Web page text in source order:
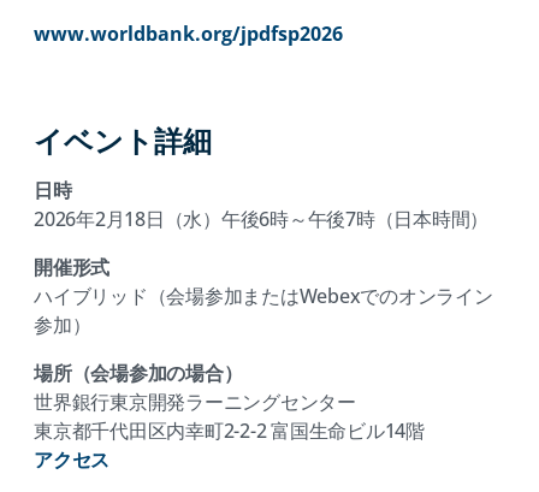
www.worldbank.org/jpdfsp2026
イベント詳細
日時
2026年2月18日（水）午後6時～午後7時（日本時間）
開催形式
ハイブリッド（会場参加またはWebexでのオンライン
参加）
場所（会場参加の場合）
世界銀行東京開発ラーニングセンター
東京都千代田区内幸町2-2-2 富国生命ビル14階
アクセス